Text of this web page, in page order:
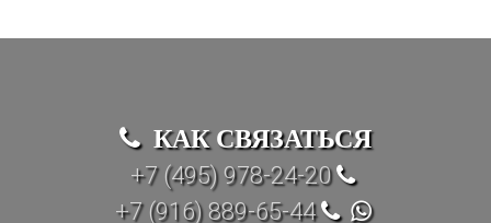
КАК СВЯЗАТЬСЯ
+7 (495) 978-24-20
+7 (916) 889-65-44